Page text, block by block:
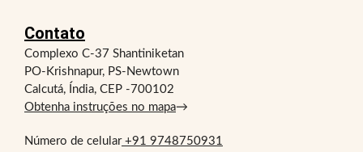
Contato
Complexo C-37 Shantiniketan
PO-Krishnapur, PS-Newtown
Calcutá, Índia, CEP -700102
Obtenha instruções no mapa→
Número de celular+91 9748750931